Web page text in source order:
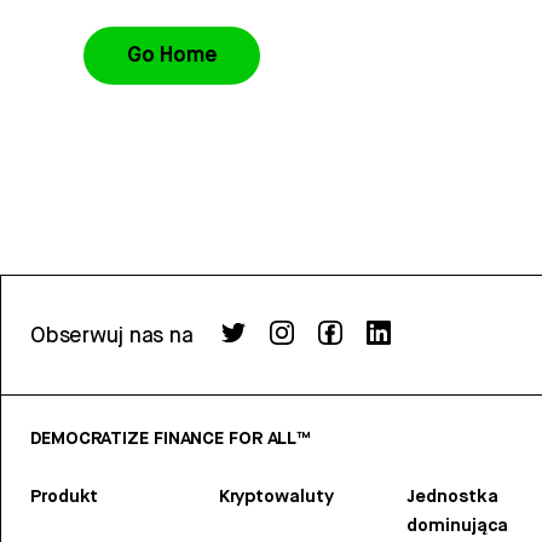
Go Home
Obserwuj nas na
DEMOCRATIZE FINANCE FOR ALL™
Produkt Kryptowaluty
Jednostka
dominująca